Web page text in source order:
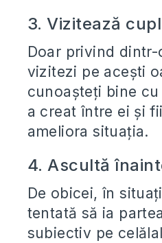
3. Vizitează
Doar privind
vizitezi pe acești
cunoașteți bine
a creat între ei și
ameliora situația.
4. Ascultă
De obicei, în
tentată să ia
subiectiv pe